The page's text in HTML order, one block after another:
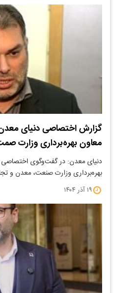
گزارش اختصاصی دنیای
معاون بهره‌برداری وزارت
دنیای معدن: در گفت‌وگوی اختصاصی
بهره‌برداری وزارت صنعت، معدن و
۱۹ آذر ۱۴۰۴